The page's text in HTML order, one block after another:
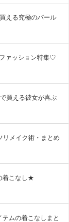
える究極のパール
ァッション特集♡
買える彼女が喜ぶ
リメイク術・まとめ
着こなし★
テムの着こなしまと